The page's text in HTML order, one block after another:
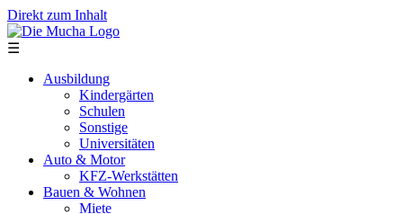
Direkt zum Inhalt
☰
Ausbildung
Kindergärten
Schulen
Sonstige
Universitäten
Auto & Motor
KFZ-Werkstätten
Bauen & Wohnen
Miete